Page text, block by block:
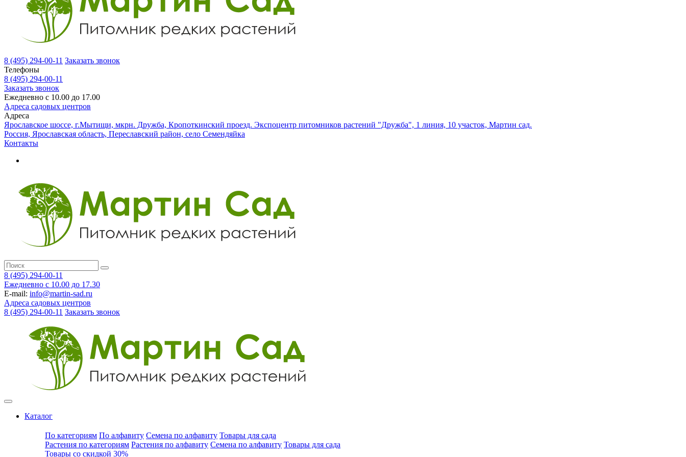
8 (495) 294-00-11 Заказать звонок
Телефоны
8 (495) 294-00-11
Заказать звонок
Ежедневно с 10.00 до 17.00
Адреса садовых центров
Адреса
Ярославское шоссе, г.Мытищи, мкрн. Дружба, Кропоткинский проезд. Экспоцентр питомников растений "Дружба", 1 линия, 10 участок, Мартин сад.
Россия, Ярославская область, Переславский район, село Семендяйка
Контакты
8 (495) 294-00-11
Ежедневно с 10.00 до 17.30
E-mail: info@martin-sad.ru
Адреса садовых центров
8 (495) 294-00-11 Заказать звонок
Каталог
По категориям По алфавиту Семена по алфавиту Товары для сада
Растения по категориям Растения по алфавиту Семена по алфавиту Товары для сада
Товары со скидкой 30%